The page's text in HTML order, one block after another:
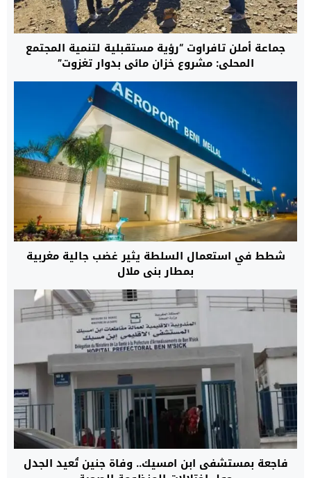
جماعة أملن تافراوت “رؤية مستقبلية لتنمية المجتمع
المحلي: مشروع خزان مائي بدوار تغزوت”
شطط في استعمال السلطة يثير غضب جالية مغربية
بمطار بني ملال
فاجعة بمستشفى ابن امسيك.. وفاة جنين تُعيد الجدل